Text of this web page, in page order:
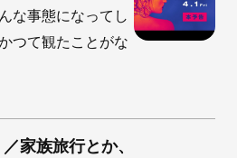
な事態になってし
つて観たことがな
家族旅行とか、